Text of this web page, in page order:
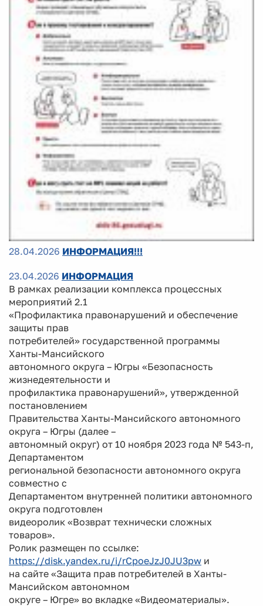
28.04.2026 ИНФОРМАЦИЯ!!!
23.04.2026 ИНФОРМАЦИЯ
В рамках реализации комплекса процессных
мероприятий 2.1
«Профилактика правонарушений и обеспечение
защиты прав
потребителей» государственной программы
Ханты-Мансийского
автономного округа – Югры «Безопасность
жизнедеятельности и
профилактика правонарушений», утвержденной
постановлением
Правительства Ханты-Мансийского автономного
округа – Югры (далее –
автономный округ) от 10 ноября 2023 года № 543-п,
Департаментом
региональной безопасности автономного округа
совместно с
Департаментом внутренней политики автономного
округа подготовлен
видеоролик «Возврат технически сложных
товаров».
Ролик размещен по ссылке:
https://disk.yandex.ru/i/rCpoeJzJ0JU3pw и
на сайте «Защита прав потребителей в Ханты-
Мансийском автономном
округе – Югре» во вкладке «Видеоматериалы».